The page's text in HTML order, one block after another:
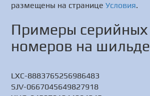
размещены на страницеУсловия.
Примеры серийных
номеров на шильде
LXC-8883765256986483
SJV-0667045649827918